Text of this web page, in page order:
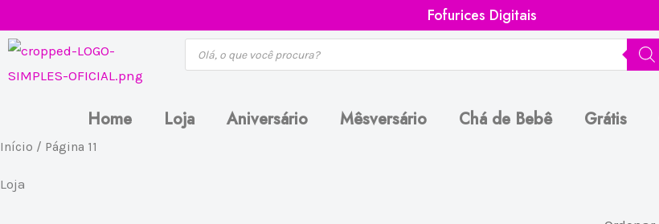
para
Fofurices Digitais
Pesquisar
produtos
Home Loja Aniversário Mêsversário Chá de Bebê Grátis
Início / Página 11
Loja